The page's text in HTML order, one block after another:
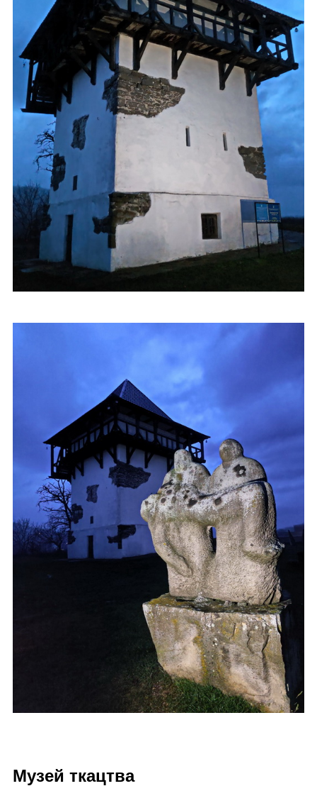
Музей ткацтва